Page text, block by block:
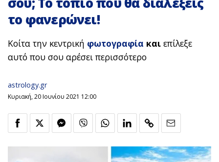
το φανερώνει!
Κοίτα την κεντρική φωτογραφία και επίλεξε
αυτό που σου αρέσει περισσότερο
astrology.gr
Κυριακή, 20 Ιουνίου 2021 12:00